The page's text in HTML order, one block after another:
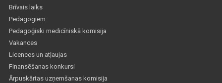
Brīvais laiks
Pedagogiem
Pedagoģiski medicīniskā komisija
Vakances
Licences un atļaujas
Finansēšanas konkursi
Ārpuskārtas uzņemšanas komisija